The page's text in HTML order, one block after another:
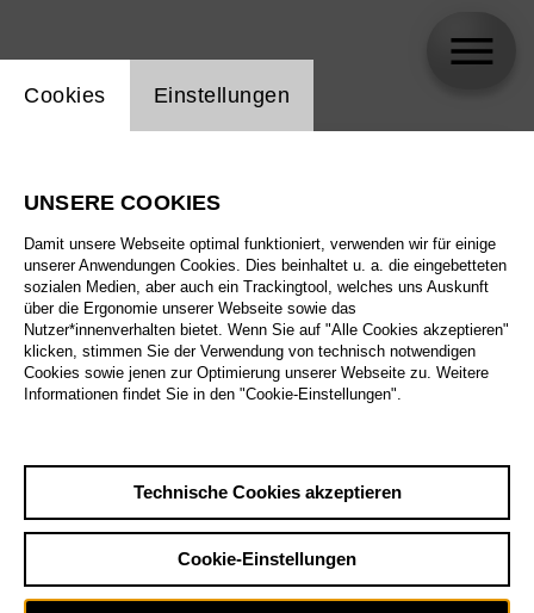
Alle Sparten
Alle Spielstätten
Alle Merkmale
Sa29.8.
Großes Haus
Einstellung Website Cookie
Cookies Einstellungen
UNSERE COOKIES
Damit unsere Webseite optimal funktioniert, verwenden wir für einige
unserer Anwendungen Cookies. Dies beinhaltet u. a. die eingebetteten
sozialen Medien, aber auch ein Trackingtool, welches uns Auskunft
über die Ergonomie unserer Webseite sowie das
Nutzer*innenverhalten bietet. Wenn Sie auf "Alle Cookies akzeptieren"
klicken, stimmen Sie der Verwendung von technisch notwendigen
Cookies sowie jenen zur Optimierung unserer Webseite zu. Weitere
Informationen findet Sie in den "Cookie-Einstellungen".
Technische Cookies akzeptieren
Cookie-Einstellungen